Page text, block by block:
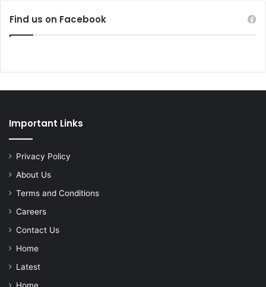
Find us on Facebook
Important Links
Privacy Policy
About Us
Terms and Conditions
Careers
Contact Us
Home
Latest